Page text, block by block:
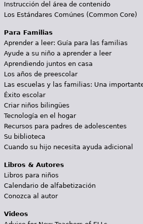
Instrucción del área de contenido
Los Estándares Comúnes (Common Core)
Para Familias
Aprender a leer: Guía para las familias
Ayude a su niño a aprender a leer
Aprendiendo juntos en casa
Los años de preescolar
Las escuelas y las familias: Una
Éxito escolar
Criar niños bilingües
Tecnología en el hogar
Recursos para padres de adolescentes
Su biblioteca
Cuando su hijo necesita ayuda adicional
Libros & Autores
Libros para niños
Calendario de alfabetización
Conozca al autor
Videos